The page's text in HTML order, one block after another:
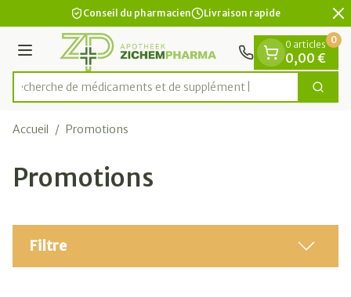
Aller au contenu
2 de 2Conseil du pharmacien Livraison rapide
Menu
Rechercher
Recherche de médicam
0 articles
0,00 €
0
Accueil / Promotions
Promotions
Filtre